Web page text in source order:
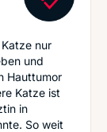
nur
und
Hauttumor
Katze ist
in
So weit